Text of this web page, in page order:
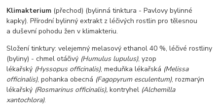
Klimakterium (přechod) (bylinná tinktura - Pavlovy bylinné
kapky). Přírodní bylinný extrakt z léčivých rostlin pro tělesnou
a duševní pohodu žen v klimakteriu.
Složení tinktury: velejemný melasový ethanol 40 %,léčivé rostliny
(byliny) - chmel otáčivý (Humulus lupulus), yzop
lékařský (Hyssopus officinalis), meduňka lékařská (Melissa
officinalis), pohanka obecná (Fagopyrum esculentum), rozmarýn
lékařský (Rosmarinus officinalis),kontryhel (Alchemilla
xantochlora).